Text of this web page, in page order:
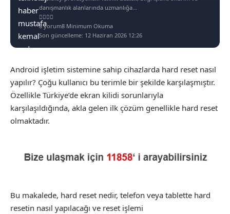
Son güncelleme: 12 Haziran 2026 12:26
danışmanlık alanlarında uzmanlığa...
8 yorum8 Minimum Okuma
Android işletim sistemine sahip cihazlarda hard reset nasıl
yapılır? Çoğu kullanıcı bu terimle bir şekilde karşılaşmıştır.
Özellikle Türkiye’de ekran kilidi sorunlarıyla
karşılaşıldığında, akla gelen ilk çözüm genellikle hard reset
olmaktadır.
Bu makalede, hard reset nedir, telefon veya tablette hard
resetin nasıl yapılacağı ve reset işlemi